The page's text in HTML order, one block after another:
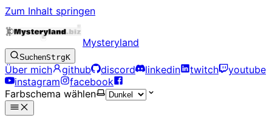
Zum Inhalt springen
Mysteryland
SuchenStrgK
Über mich github discord linkedin twitch
youtube
instagram
facebook
Farbschema wählen